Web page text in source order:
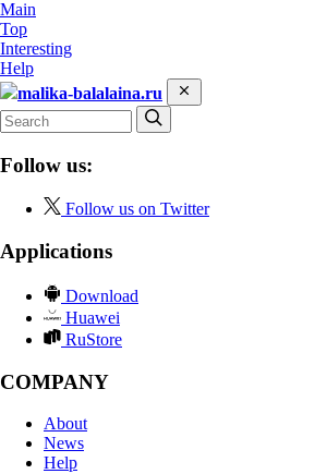
Main
Top
Interesting
Help
malika-balalaina.ru
Follow us:
Follow us on Twitter
Applications
Download
Huawei
RuStore
COMPANY
About
News
Help